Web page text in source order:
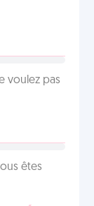
voulez pas
êtes